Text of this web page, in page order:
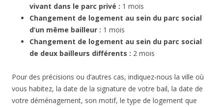
vivant dans le parc privé : 1 mois
Changement de logement au sein du parc social
d’un même bailleur : 1 mois
Changement de logement au sein du parc social
de deux bailleurs différents : 2 mois
Pour des précisions ou d’autres cas, indiquez-nous la ville où
vous habitez, la date de la signature de votre bail, la date de
votre déménagement, son motif, le type de logement que